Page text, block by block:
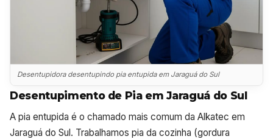
Desentupidora desentupindo pia entupida em Jaraguá do Sul
Desentupimento de Pia em Jaraguá do Sul
A pia entupida é o chamado mais comum da Alkatec em
Jaraguá do Sul. Trabalhamos pia da cozinha (gordura